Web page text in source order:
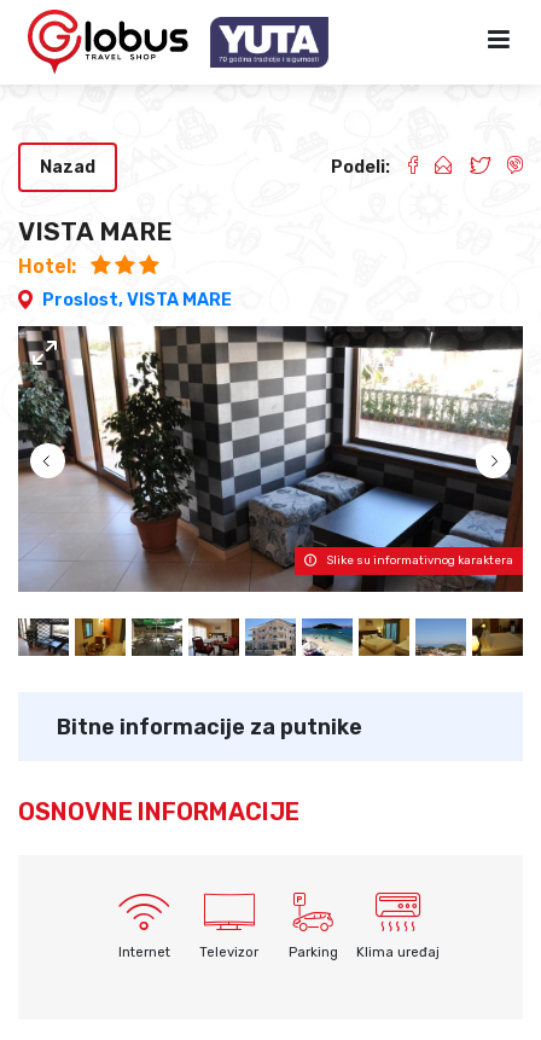
VISTA MARE
Hotel:
Proslost,VISTA MARE
Nazad Podeli:
Slike su informativnog karaktera
Bitne informacije za putnike
OSNOVNE INFORMACIJE
Internet Televizor Parking Klima uređaj